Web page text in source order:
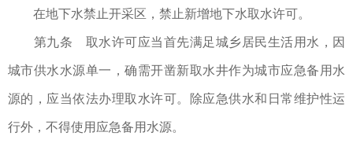
在地下水禁止开采区，禁止新增地下水取水许可。
第九条 取水许可应当首先满足城乡居民生活用水，因
城市供水水源单一，确需开凿新取水井作为城市应急备用水
源的，应当依法办理取水许可。除应急供水和日常维护性运
行外，不得使用应急备用水源。